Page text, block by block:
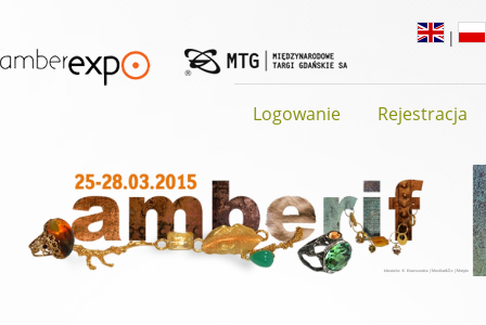
|
Logowanie Rejestracja